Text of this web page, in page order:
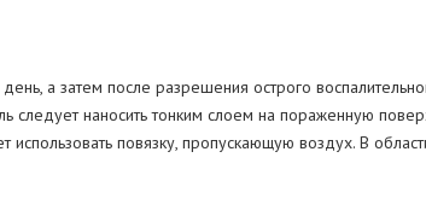
а затем после разрешения острого
следует наносить тонким слоем на пораженную
повязку, пропускающую воздух. В